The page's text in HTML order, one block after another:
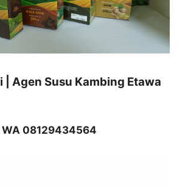
| Agen Susu Kambing Etawa
08129434564